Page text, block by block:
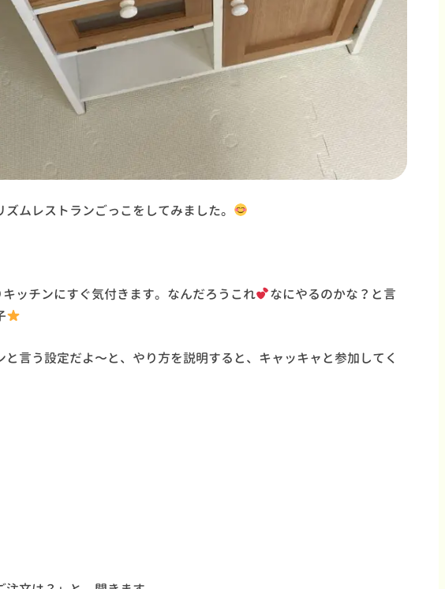
ムレストランごっこをしてみました。
ッチンにすぐ気付きます。なんだろうこれ
なにやるのかな？と言
と言う設定だよ〜と、やり方を説明すると、キャッキャと参加してく